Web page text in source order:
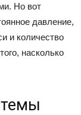
Но вот
давление,
и количество
насколько